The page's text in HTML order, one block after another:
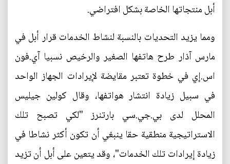
أبل منتجاتها الخاصة بشكل افتراضي.
ومما يزيد التحديات بالنسبة لنشاط الخدمات قرار أبل في
مارس آذار طرح هاتفها الصغير والرخيص نسبيا آي.فون
اس.إي في خطوة تعتبر مقايضة لإيرادات الجهاز الواحد
في سبيل زيادة انتشار هواتفها، وقال كولين جيليس
المحلل لدى بي.جي.سي بارتنرز "لكي تصبح تلك
الاستراتيجية منطقية حقا ينبغي أن تكون أكثر نشاطا في
زيادة إيرادات تلك الخدمات"، وقد يتعين على أبل أن تزيد